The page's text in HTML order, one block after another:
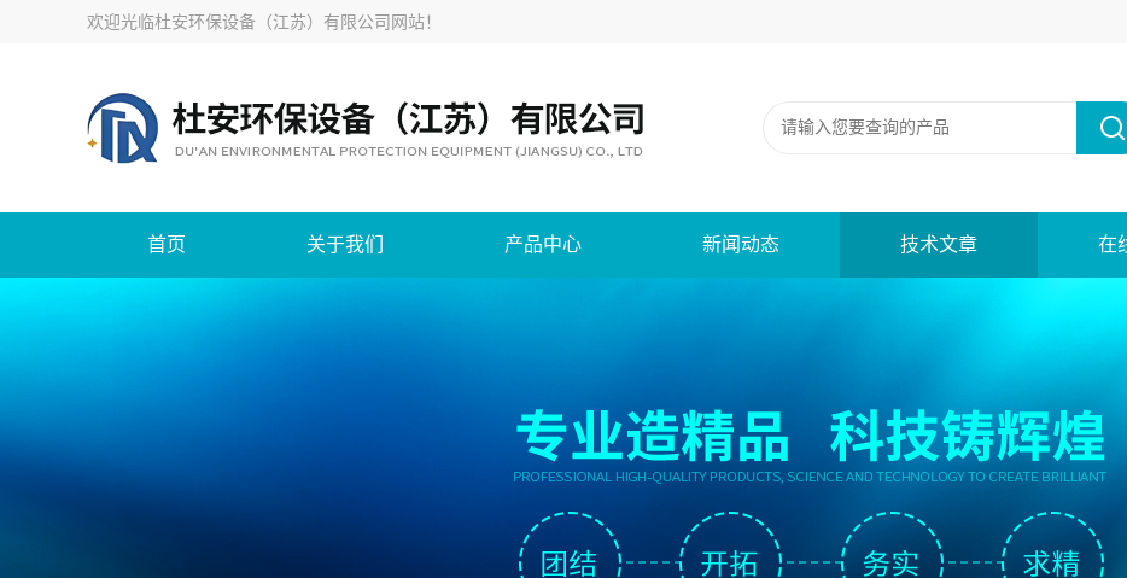
欢迎光临杜安环保设备（江苏）有限公司网站！
首页 关于我们 产品中心 新闻动态 技术文章 在